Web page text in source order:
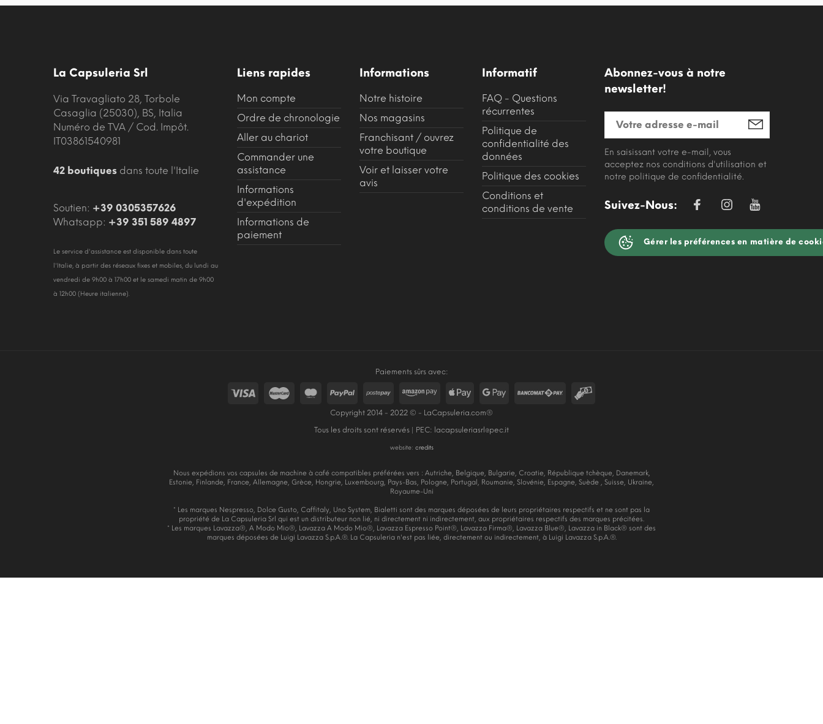
La Capsuleria Srl
Via Travagliato 28, Torbole
Casaglia (25030), BS, Italia
Numéro de TVA / Cod. Impôt.
IT03861540981
42 boutiques dans toute l'Italie
Soutien: +39 0305357626
Whatsapp: +39 351 589 4897
Le service d'assistance est disponible dans toute
l'Italie, à partir des réseaux fixes et mobiles, du lundi au
vendredi de 9h00 à 17h00 et le samedi matin de 9h00
à 12h00 (Heure italienne).
Liens rapides
Mon compte
Ordre de chronologie
Aller au chariot
Commander une
assistance
Informations
d'expédition
Informations de
paiement
Informations
Notre histoire
Nos magasins
Franchisant / ouvrez
votre boutique
Voir et laisser votre
avis
Informatif
FAQ - Questions
récurrentes
Politique de
confidentialité des
données
Politique des cookies
Conditions et
conditions de vente
Abonnez-vous à notre
newsletter!
En saisissant votre e-mail, vous
acceptez nos conditions d'utilisation et
notre politique de confidentialité.
Suivez-Nous:
Gérer les préférences en matière de
Paiements sûrs avec:
Copyright 2014 - 2022 © - LaCapsuleria.com®
Tous les droits sont réservés | PEC: lacapsuleriasrl@pec.it
website: credits
Nous expédions vos capsules de machine à café compatibles préférées vers : Autriche, Belgique, Bulgarie, Croatie, République tchèque, Danemark,
Estonie, Finlande, France, Allemagne, Grèce, Hongrie, Luxembourg, Pays-Bas, Pologne, Portugal, Roumanie, Slovénie, Espagne, Suède , Suisse, Ukraine,
Royaume-Uni
* Les marques Nespresso, Dolce Gusto, Caffitaly, Uno System, Bialetti sont des marques déposées de leurs propriétaires respectifs et ne sont pas la
propriété de La Capsuleria Srl qui est un distributeur non lié, ni directement ni indirectement, aux propriétaires respectifs des marques précitées.
* Les marques Lavazza®, A Modo Mio®, Lavazza A Modo Mio®, Lavazza Espresso Point®, Lavazza Firma®, Lavazza Blue®, Lavazza in Black® sont des
marques déposées de Luigi Lavazza S.p.A.®. La Capsuleria n'est pas liée, directement ou indirectement, à Luigi Lavazza S.p.A.®.